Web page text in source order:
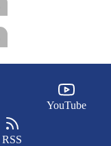
YouTube
RSS